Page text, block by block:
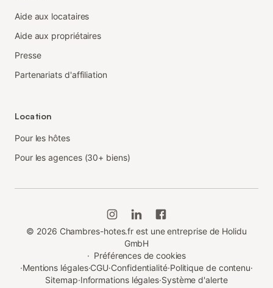
Aide aux locataires
Aide aux propriétaires
Presse
Partenariats d'affiliation
Location
Pour les hôtes
Pour les agences (30+ biens)
© 2026 Chambres-hotes.fr est une entreprise de Holidu
GmbH
· Préférences de cookies
·Mentions légales·CGU·Confidentialité·Politique de contenu·
Sitemap·Informations légales·Système d'alerte